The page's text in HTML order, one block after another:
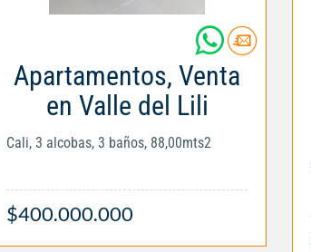
Apartamentos, Venta
en Valle del Lili
Cali, 3 alcobas, 3 baños, 88,00mts2
$400.000.000